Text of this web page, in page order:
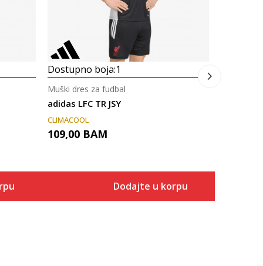
Dostupno boja:1
adidas LFC TR JSY
Muški dres za fudbal
CLIMACOOL
109,00 BAM
Dodajte u korpu